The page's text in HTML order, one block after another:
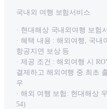
국내외 여행 보험서비스
· 현대해상 국내외여행 보험
· 혜택 내용 : 해외여행, 국내
항공지연 보상 등
· 제공 조건 : 해외여행 시
결제하고 해외여행 중 최초
우
· 해외 여행 보험: 현대해상
54)